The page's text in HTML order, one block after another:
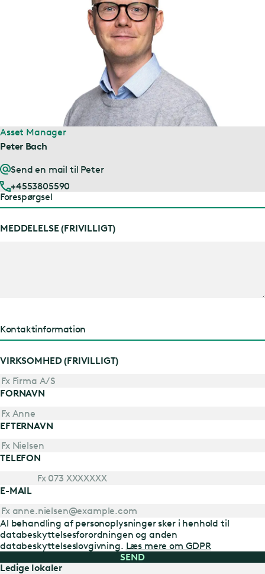
Asset Manager
Peter Bach
Send en mail til Peter
+4553805590
Forespørgsel
MEDDELELSE (FRIVILLIGT)
Kontaktinformation
VIRKSOMHED (FRIVILLIGT)
FORNAVN
EFTERNAVN
TELEFON
E-MAIL
Al behandling af personoplysninger sker i henhold til
databeskyttelsesforordningen og anden
databeskyttelseslovgivning. Læs mere om GDPR
SEND
Ledige lokaler